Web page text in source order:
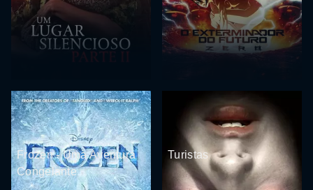
Frozen - Uma Aventura
Congelante
Turistas